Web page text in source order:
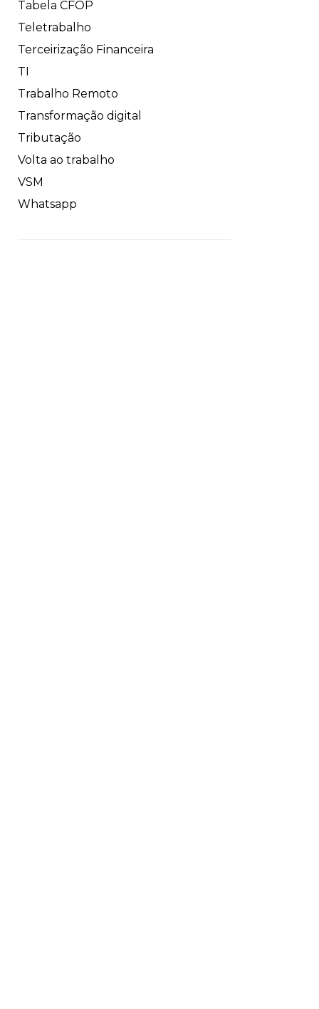
Tabela CFOP
Teletrabalho
Terceirização Financeira
TI
Trabalho Remoto
Transformação digital
Tributação
Volta ao trabalho
VSM
Whatsapp